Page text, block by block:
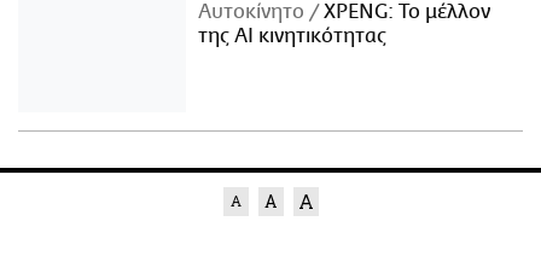
Αυτοκίνητο
XPENG: Το μέλλον
της AI κινητικότητας